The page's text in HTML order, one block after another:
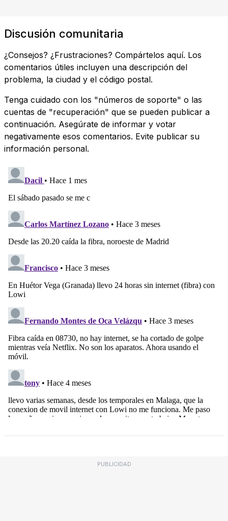
Discusión comunitaria
¿Consejos? ¿Frustraciones? Compártelos aquí. Los
comentarios útiles incluyen una descripción del
problema, la ciudad y el código postal.
Tenga cuidado con los "números de soporte" o las
cuentas de "recuperación" que se pueden publicar a
continuación. Asegúrate de informar y votar
negativamente esos comentarios. Evite publicar su
información personal.
PUBLICIDAD